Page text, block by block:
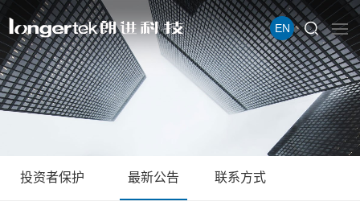
EN
投资者保护 最新公告 联系方式